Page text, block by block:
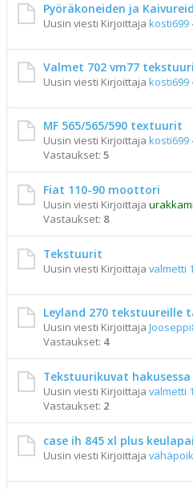
Pyöräkoneiden ja
Uusin viesti Kirjoittaja kosti699
Valmet 702 vm77
Uusin viesti Kirjoittaja kosti699
MF 565/565/590 textuurit
Uusin viesti Kirjoittaja kosti699
Vastaukset: 5
Fiat 110-90 moottori
Uusin viesti Kirjoittaja
Vastaukset: 8
Tekstuurit
Uusin viesti Kirjoittaja valmetti
Leyland 270 tekstuureille
Uusin viesti Kirjoittaja
Vastaukset: 4
Tekstuurikuvat hakusessa
Uusin viesti Kirjoittaja valmetti
Vastaukset: 2
case ih 845 xl plus
Uusin viesti Kirjoittaja